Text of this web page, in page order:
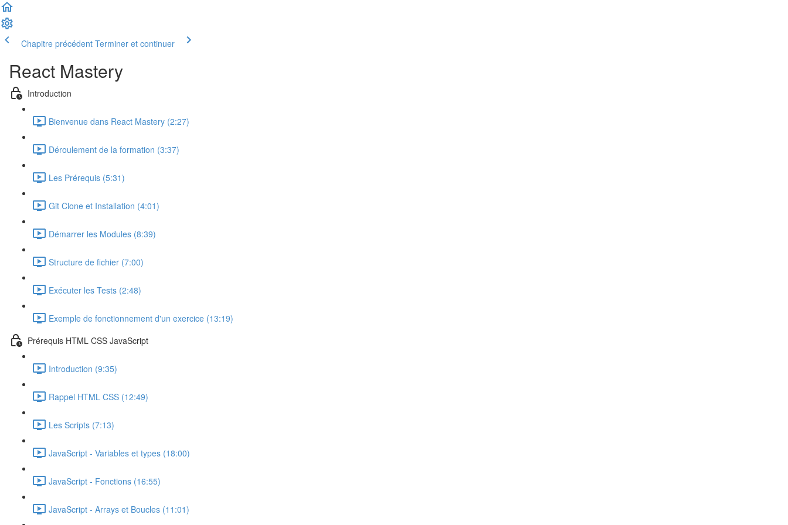
Chapitre précédent Terminer et continuer
React Mastery
Introduction
Bienvenue dans React Mastery (2:27)
Déroulement de la formation (3:37)
Les Prérequis (5:31)
Git Clone et Installation (4:01)
Démarrer les Modules (8:39)
Structure de fichier (7:00)
Exécuter les Tests (2:48)
Exemple de fonctionnement d'un exercice (13:19)
Prérequis HTML CSS JavaScript
Introduction (9:35)
Rappel HTML CSS (12:49)
Les Scripts (7:13)
JavaScript - Variables et types (18:00)
JavaScript - Fonctions (16:55)
JavaScript - Arrays et Boucles (11:01)